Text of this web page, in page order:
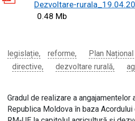
Dezvoltare-
0.48 Mb
legislație reforme
Plan
directive
dezvoltare rurală
Gradul de realizare a angajamentelor
Republica Moldova în baza